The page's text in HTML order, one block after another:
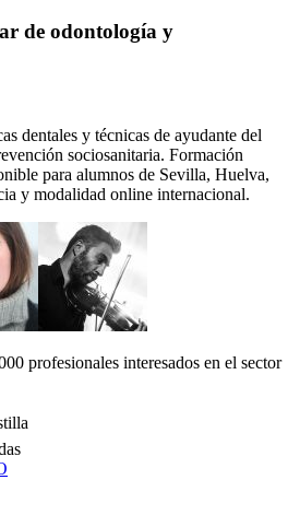
de odontología y
dentales y técnicas de ayudante del
sociosanitaria. Formación
para alumnos de Sevilla, Huelva,
y modalidad online internacional.
profesionales interesados en el sector